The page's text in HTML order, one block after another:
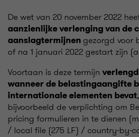
De wet van 20 november 2022
aanzienlijke verlenging van de
aanslagtermijnen gezorgd voor
of na 1 januari 2022 gestart zijn
Voortaan is deze termijn verlengd
wanneer de belastingaangifte
internationale elementen bevat
bijvoorbeeld de verplichting om
pricing formulieren in te dienen
/ local file (275 LF) / country-by-